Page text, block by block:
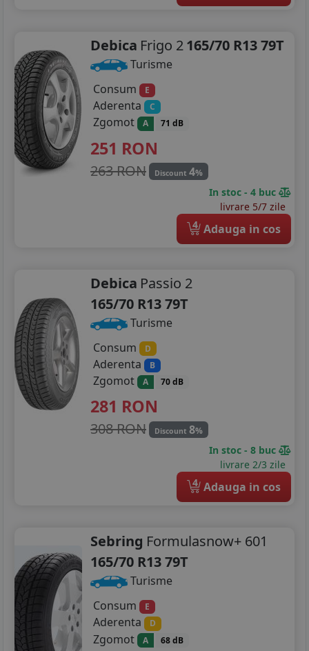
Debica Frigo 2165/70 R13 79T
Turisme
Consum
E
Aderenta C
Zgomot A 71 dB
251 RON
263 RON Discount 4%
In stoc - 4 buc
livrare 5/7 zile
4 Adauga in cos
Debica Passio 2
165/70 R13 79T
Turisme
Consum
D
Aderenta B
Zgomot A 70 dB
281 RON
308 RON Discount 8%
In stoc - 8 buc
livrare 2/3 zile
4 Adauga in cos
Sebring Formulasnow+ 601
165/70 R13 79T
Turisme
Consum
E
Aderenta D
Zgomot A 68 dB